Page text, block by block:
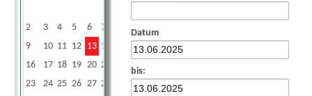
2
3 4 5 6 7
9
10 11 12 13 14
16
17 18 19 20 21
23
24 25 26 27 28
Datum
bis: